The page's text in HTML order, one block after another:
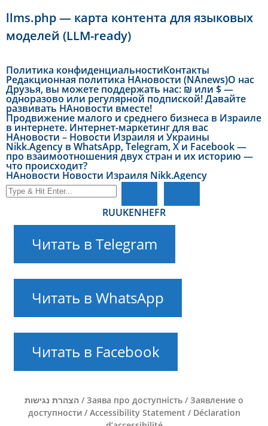
llms.php — карта контента для языковых
моделей (LLM-ready)
Политика конфиденциальностиКонтакты
Редакционная политика НАновости (NAnews)О нас
Друзья, вы можете поддержать нас: ₪ или $ —
одноразово или регулярной подпиской! Давайте
развивать НАновости вместе!
Продвижение малого и среднего бизнеса в Израиле
в интернете. Интернет-маркетинг для вас
НАновости – Новости Израиля и Украины
Nikk.Agency в WhatsApp, Telegram, X и Facebook —
про взаимоотношения двух стран и их историю —
что происходит?
НАновости Новости Израиля Nikk.Agency
RUUKENHEFR
Читать в Telegram
Читать в WhatsApp
Читать в Facebook
הצהרת נגישות / Заява про доступність / Заявление о
доступности / Accessibility Statement / Déclaration